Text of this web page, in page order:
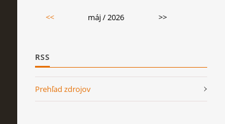
<< máj / 2026 >>
RSS
Prehľad zdrojov